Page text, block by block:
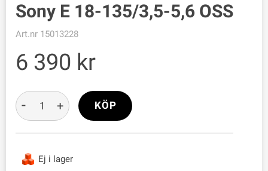
Sony E 18-135/3,5-5,6 OSS
Art.nr 15013228
6 390
Ej i lager
- + KÖP